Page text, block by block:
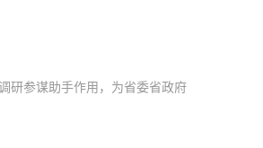
研参谋助手作用，为省委省政府